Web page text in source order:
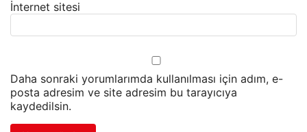
İnternet sitesi
Daha sonraki yorumlarımda kullanılması için adım, e-
posta adresim ve site adresim bu tarayıcıya
kaydedilsin.